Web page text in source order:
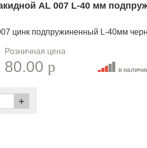
AL 007 L-40 мм
цинк подпружиненный L-40мм
Розничная цена
80.00p в
+